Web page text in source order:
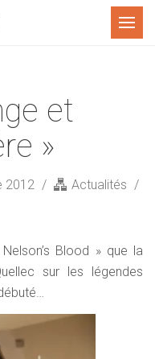
Menu
et
»
2012
Actualités
Blood » que la
sur les légendes